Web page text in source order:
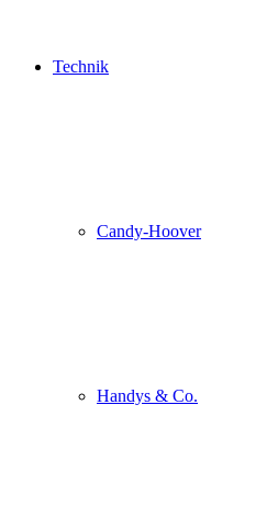
Technik
Candy-Hoover
Handys & Co.